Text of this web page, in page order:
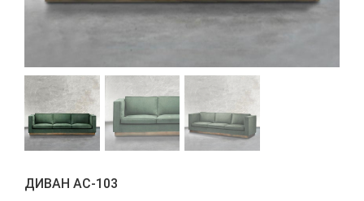
ДИВАН АС-103